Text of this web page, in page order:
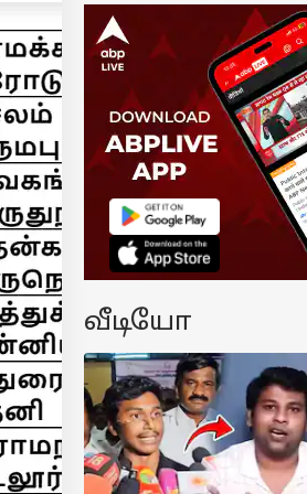
வீடியோ
ஐபோன் 17
மேக்ஸ்ல
எங்க